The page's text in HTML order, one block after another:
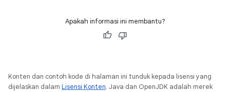
Apakah informasi ini membantu?
Konten dan contoh kode di halaman ini tunduk kepada lisensi yang
dijelaskan dalam Lisensi Konten. Java dan OpenJDK adalah merek